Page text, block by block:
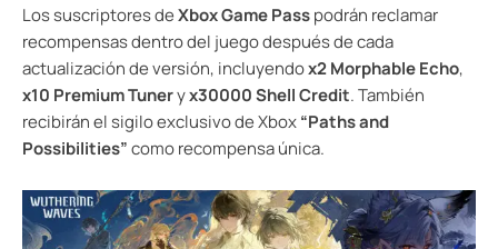
Los suscriptores deXbox Game Passpodrán reclamar
recompensas dentro del juego después de cada
actualización de versión, incluyendox2 Morphable Echo,
x10 Premium Tuneryx30000 Shell Credit. También
recibirán el sigilo exclusivo de Xbox“Paths and
Possibilities”como recompensa única.